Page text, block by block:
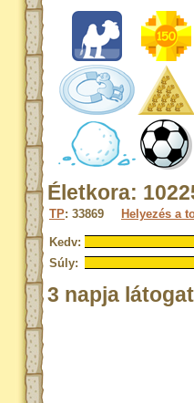
Életkora:
TP: 33869 Helyezés a
Kedv:
Súly:
3 napja